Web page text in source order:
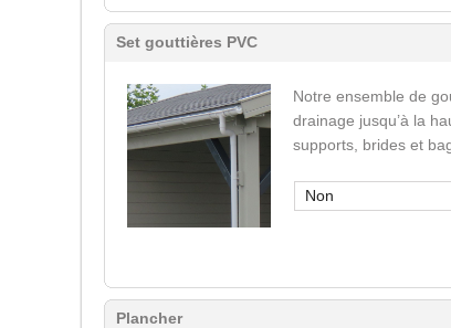
Set gouttières PVC
Notre ensemble de
drainage jusqu’à la
supports, brides et
Non
Plancher